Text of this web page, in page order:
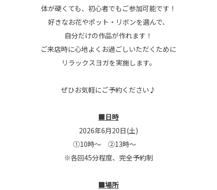
体が硬くても、初心者でもご参加可能です！
好きなお花やポット・リボンを選んで、
自分だけの作品が作れます！
ご来店時に心地よくお過ごしいただくために
リラックスヨガを実施します。
ぜひお気軽にご予約ください♪
■日時
2026年6月20日(土)
①10時～ ②13時～
※各回45分程度、完全予約制
■場所